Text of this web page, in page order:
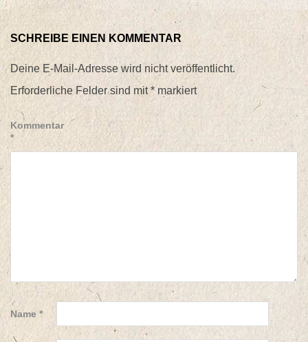
SCHREIBE EINEN KOMMENTAR
Deine E-Mail-Adresse wird nicht veröffentlicht.
Erforderliche Felder sind mit* markiert
Kommentar
*
Name *